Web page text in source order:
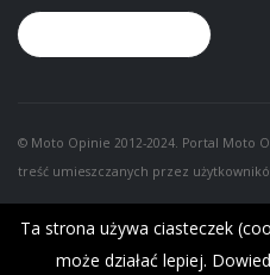
© Moto Opinie 2012-2024. Portal Moto
treść umieszczanych przez
Ta strona używa ciasteczek
może działać lepiej.